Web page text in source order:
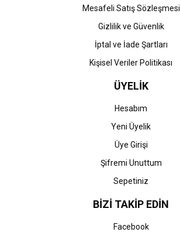
Mesafeli Satış Sözleşmesi
Gizlilik ve Güvenlik
İptal ve İade Şartları
Kişisel Veriler Politikası
ÜYELİK
Hesabım
Yeni Üyelik
Üye Girişi
Şifremi Unuttum
Sepetiniz
BİZİ TAKİP EDİN
Facebook